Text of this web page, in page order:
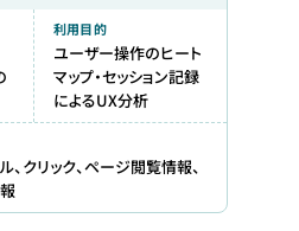
利用目的
ユーザー操作のヒート
マップ・セッション記録
によるUX分析
、クリック、ページ閲覧情報、